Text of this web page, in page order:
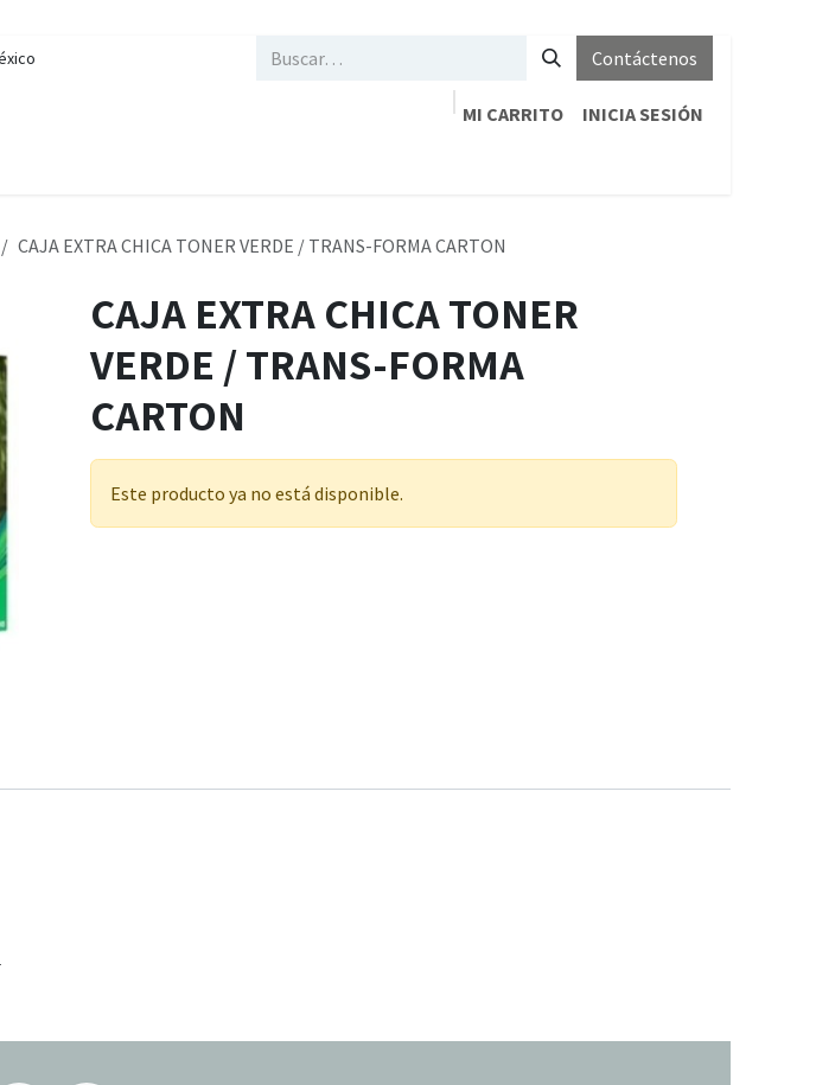
Contáctenos
MI CARRITO
INICIA SESIÓN
CAJA EXTRA CHICA TONER VERDE / TRANS-FORMA CARTON
CAJA EXTRA CHICA TONER
VERDE / TRANS-FORMA
CARTON
Este producto ya no está disponible.